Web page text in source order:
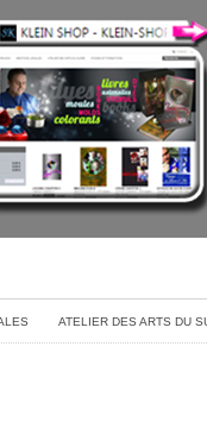
ATELIER DES ARTS DU